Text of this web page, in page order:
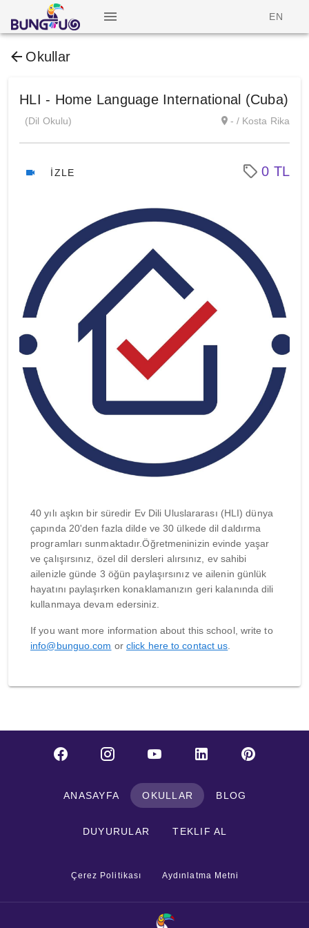
EN
Okullar
HLI - Home Language International (Cuba)
(Dil Okulu) - / Kosta Rika
İZLE 0 TL
40 yılı aşkın bir süredir Ev Dili Uluslararası (HLI) dünya
çapında 20'den fazla dilde ve 30 ülkede dil daldırma
programları sunmaktadır.Öğretmeninizin evinde yaşar
ve çalışırsınız, özel dil dersleri alırsınız, ev sahibi
ailenizle günde 3 öğün paylaşırsınız ve ailenin günlük
hayatını paylaşırken konaklamanızın geri kalanında dili
kullanmaya devam edersiniz.
If you want more information about this school, write to
info@bunguo.com or click here to contact us
ANASAYFA OKULLAR BLOG
DUYURULAR TEKLIF AL
Çerez Politikası Aydınlatma Metni